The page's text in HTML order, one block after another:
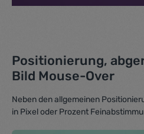
Positionierung,
Bild Mouse-Over
Neben den allgemeinen
in Pixel oder Prozent